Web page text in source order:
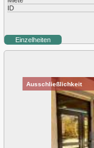
ID
Einzelheiten
Ausschließlichkeit